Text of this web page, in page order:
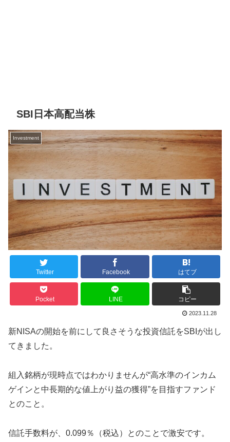
SBI日本高配当株
Investment
Twitter Facebook はてブ
Pocket LINE コピー
2023.11.28
新NISAの開始を前にして良さそうな投資信託をSBIが出し
てきました。
組入銘柄が現時点ではわかりませんが“高水準のインカム
ゲインと中長期的な値上がり益の獲得”を目指すファンド
とのこと。
信託手数料が、 0.099％（税込） とのことで激安です。